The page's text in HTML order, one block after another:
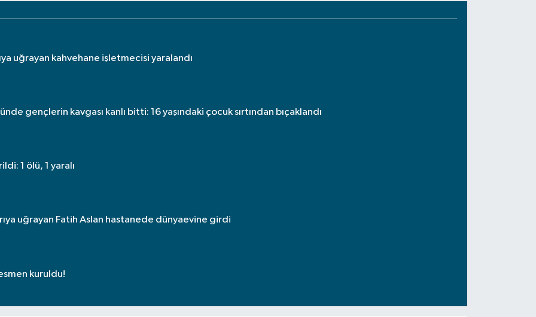
uğrayan kahvehane işletmecisi yaralandı
gençlerin kavgası kanlı bitti: 16 yaşındaki çocuk sırtından bıçaklandı
1 ölü, 1 yaralı
uğrayan Fatih Aslan hastanede dünyaevine girdi
kuruldu!